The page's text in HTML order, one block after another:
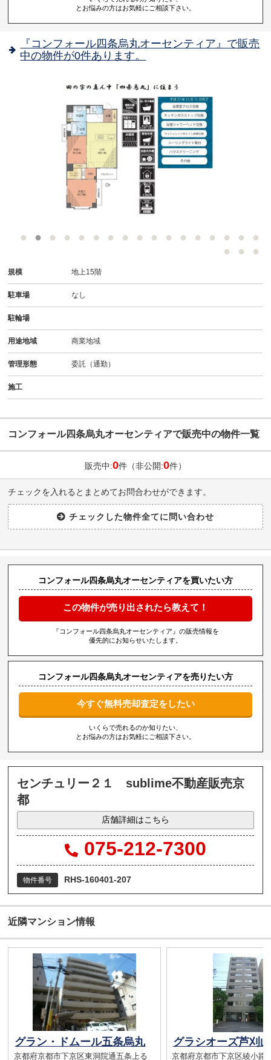
とお悩みの方はお気軽にご相談下さい。
『コンフォール四条烏丸オーセンティア』で販売
中の物件が0件あります。
規模 地上15階
駐車場 なし
駐輪場
用途地域 商業地域
管理形態 委託（通勤）
施工
コンフォール四条烏丸オーセンティアで販売中の物件一覧
販売中:0件（非公開:0件）
チェックを入れるとまとめてお問合わせができます。
コンフォール四条烏丸オーセンティアを買いたい方
この物件が売り出されたら教えて！
『コンフォール四条烏丸オーセンティア』の販売情報を
優先的にお知らせいたします。
コンフォール四条烏丸オーセンティアを売りたい方
今すぐ無料売却査定をしたい
いくらで売れるのか知りたい、
とお悩みの方はお気軽にご相談下さい。
センチュリー２１ sublime不動産販売京
都
店舗詳細はこちら
075-212-7300
物件番号 RHS-160401-207
近隣マンション情報
グラン・ドムール五条烏丸
京都府京都市下京区東洞院通五条上る
グラシオーズ芦刈山
京都府京都市下京区綾小路